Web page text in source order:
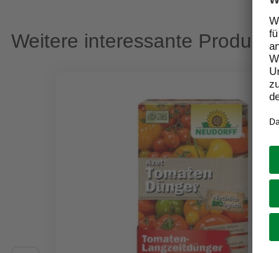
Weitere interessante Produkte